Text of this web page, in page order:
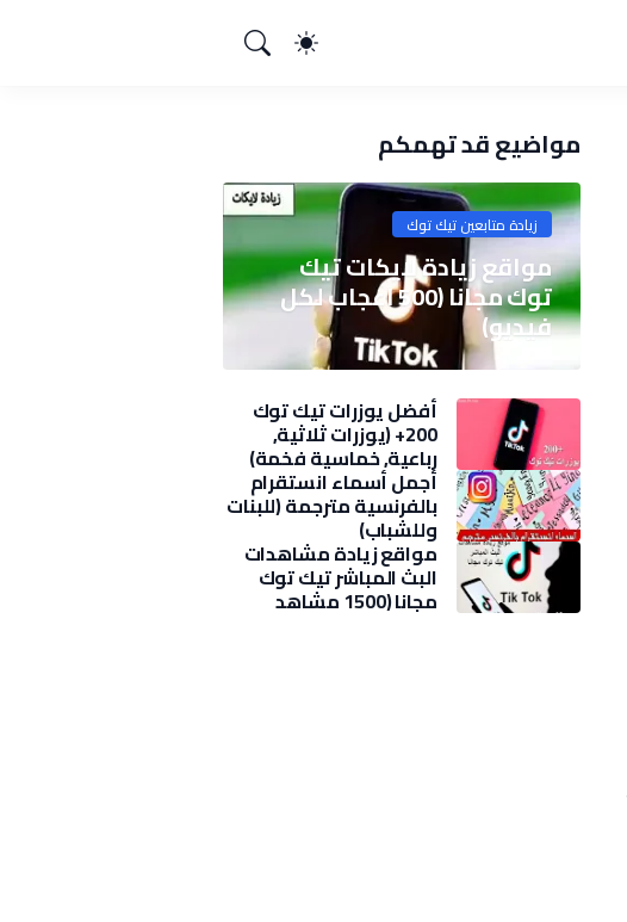
مواضيع قد تهمكم
زيادة متابعين تيك توك
مواقع زيادة لايكات تيك
توك مجانا (500 اعجاب لكل
فيديو)
أفضل يوزرات تيك توك
200+ (يوزرات ثلاثية,
رباعية, خماسية فخمة)
2025
أجمل أسماء انستقرام
بالفرنسية مترجمة (للبنات
وللشباب)
مواقع زيادة مشاهدات
البث المباشر تيك توك
مجانا (1500 مشاهد